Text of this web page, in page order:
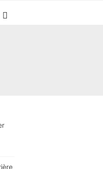
Travailleur-